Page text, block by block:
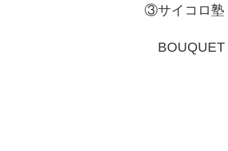
③サイコロ塾
BOUQUET